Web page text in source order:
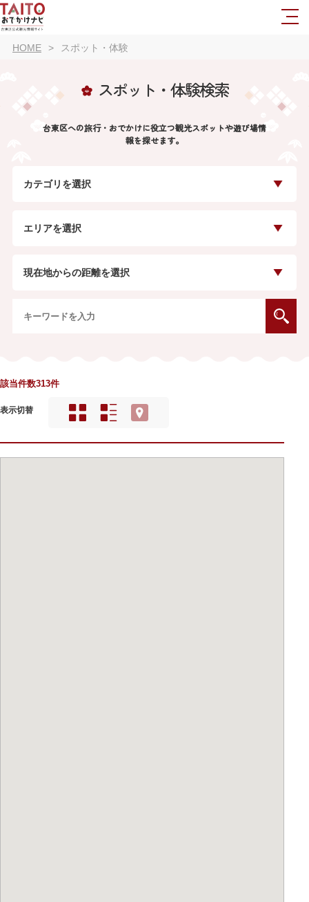
HOME スポット・体験
スポット・体験検索
台東区への旅行・おでかけに役立つ観光スポットや遊び場情
報を探せます。
カテゴリを選択
エリアを選択
現在地からの距離を選択
該当件数313件
表示切替